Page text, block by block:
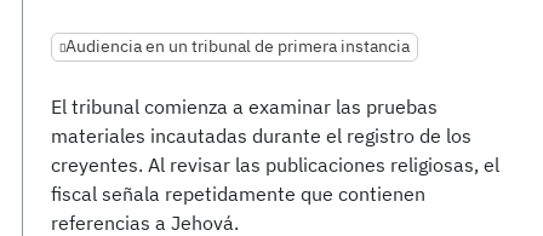
Audiencia en un tribunal de primera instancia
El tribunal comienza a examinar las pruebas
materiales incautadas durante el registro de los
creyentes. Al revisar las publicaciones religiosas, el
fiscal señala repetidamente que contienen
referencias a Jehová.